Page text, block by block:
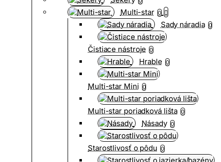
Multi-star 0
Sady náradia 0
Čistiace nástroje 0
Hrable 0
Multi-star Mini 0
Multi-star poriadková lišta 0
Násady 0
Starostlivosť o pôdu 0